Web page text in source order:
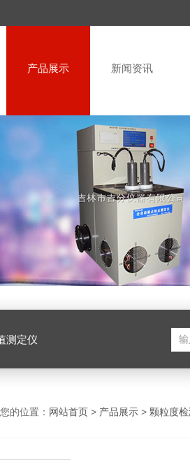
产品展示 新闻资讯
测定仪
您的位置： 网站首页 > 产品展示 > 颗粒度